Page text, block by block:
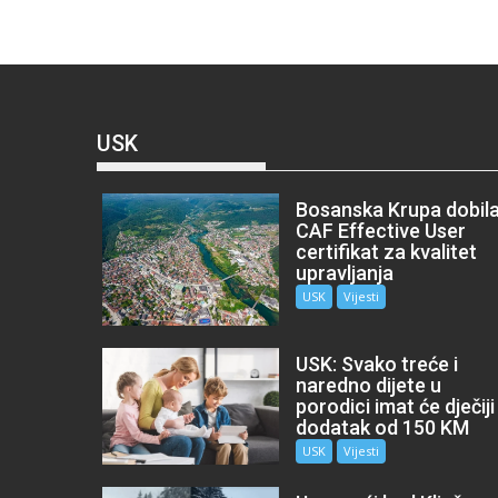
USK
Bosanska Krupa dobila
CAF Effective User
certifikat za kvalitet
upravljanja
USK Vijesti
USK: Svako treće i
naredno dijete u
porodici imat će dječiji
dodatak od 150 KM
USK Vijesti